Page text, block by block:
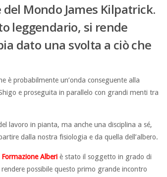
Mondo James Kilpatrick.
leggendario, si rende
dato una svolta a ciò che
è probabilmente un’onda conseguente alla
e proseguita in parallelo con grandi menti tra
lavoro in pianta, ma anche una disciplina a sé,
dalla nostra fisiologia e da quella dell’albero.
Formazione Alberi è stato il soggetto in grado di
rendere possibile questo primo grande incontro